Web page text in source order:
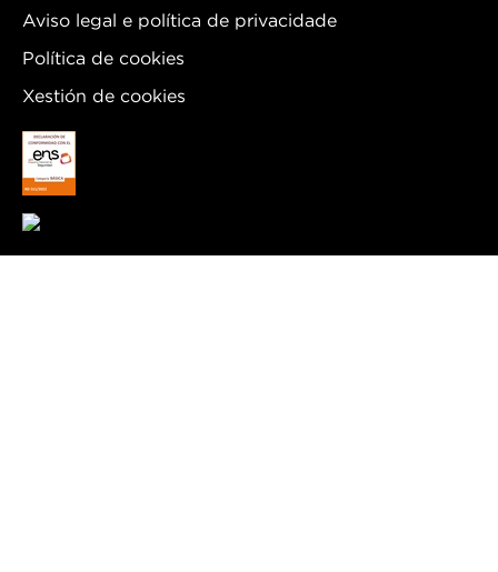
Aviso legal e política de privacidade
Política de cookies
Xestión de cookies